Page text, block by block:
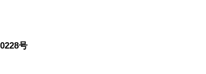
号